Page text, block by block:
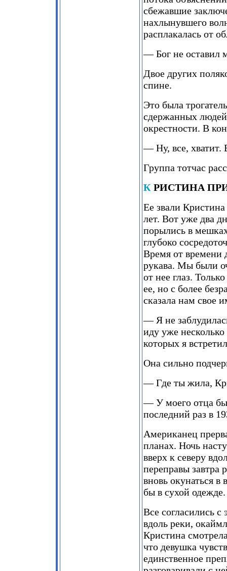
сбежавшие
нахлынувшего
расплакалась от
— Бог не оставил
Двое других
спине.
Это была
сдержанных
окрестности. В
— Ну, все, хватит.
Группа тотчас
К РИСТИНА
Ее звали
лет. Вот уже два
порылись в
глубоко
Время от времени
рукава. Мы были
от нее глаз.
ее, но с более
сказала нам свое
— Я не
иду уже
которых я
Она сильно
— Где ты жила,
— У моего отца
последний раз в
Американец
планах. Ночь
вверх к северу
переправы
вновь окунаться
бы в сухой одежде.
Все согласились
вдоль реки,
Кристина
что девушка
единственное